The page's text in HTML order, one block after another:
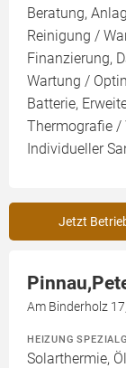
Beratung,
Reinigung /
Finanzierung,
Wartung /
Batterie,
Thermografie /
Individueller
Jetzt
Am Binderholz
HEIZUNG
Solarthermie,